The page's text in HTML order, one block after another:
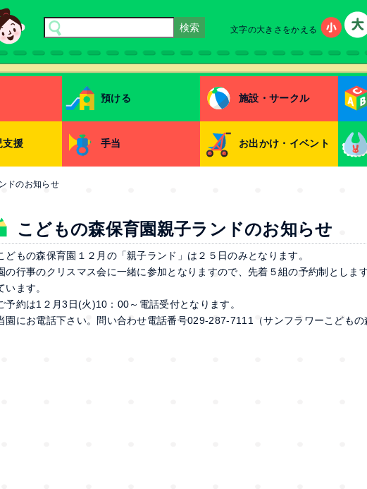
文字の大きさをかえる
預ける 施設・サークル
支援 手当 お出かけ・イベント
ドのお知らせ
こどもの森保育園親子ランドのお知らせ
どもの森保育園１２月の「親子ランド」は２５日のみとなります。
の行事のクリスマス会に一緒に参加となりますので、先着５組の予約制としま
います。
予約は1２月3日(火)10：00～電話受付となります。
園にお電話下さい。問い合わせ電話番号029‐287-7111（サンフラワーこどもの